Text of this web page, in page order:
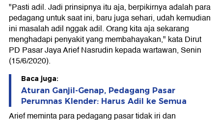
"Pasti adil. Jadi prinsipnya itu aja, berpikirnya adalah para
pedagang untuk saat ini, baru juga sehari, udah kemudian
ini masalah adil nggak adil. Orang kita aja sekarang
menghadapi penyakit yang membahayakan," kata Dirut
PD Pasar Jaya Arief Nasrudin kepada wartawan, Senin
(15/6/2020).
Baca juga:
Aturan Ganjil-Genap, Pedagang Pasar
Perumnas Klender: Harus Adil ke Semua
Arief meminta para pedagang pasar tidak iri dan